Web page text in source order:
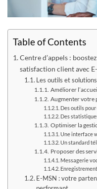
Table of Contents
Centre d’appels :
satisfaction client avec
Les outils et
Améliorer
Augmenter votre
Des outils
Des
Optimiser la
Une interface
Un standard
Proposer des
Messagerie
E-MSN : votre